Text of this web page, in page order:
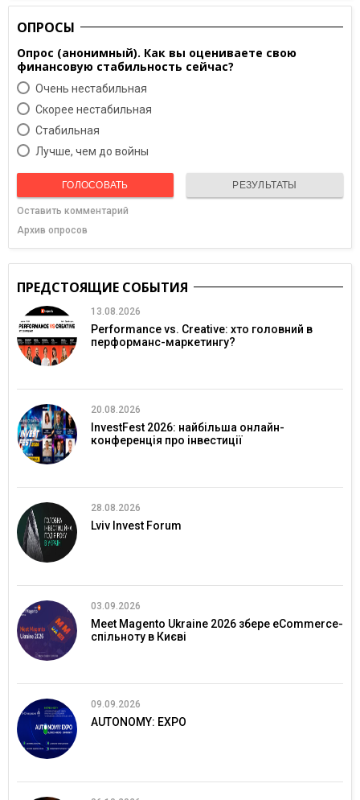
ОПРОСЫ
Опрос (анонимный). Как вы оцениваете свою
финансовую стабильность сейчас?
Очень нестабильная
Скорее нестабильная
Cтабильная
Лучше, чем до войны
ГОЛОСОВАТЬ РЕЗУЛЬТАТЫ
Оставить комментарий
Архив опросов
ПРЕДСТОЯЩИЕ СОБЫТИЯ
13.08.2026
Performance vs. Creative: хто головний в
перформанс-маркетингу?
20.08.2026
InvestFest 2026: найбільша онлайн-
конференція про інвестиції
28.08.2026
Lviv Invest Forum
03.09.2026
Meet Magento Ukraine 2026 збере eCommerce-
спільноту в Києві
09.09.2026
AUTONOMY: EXPO